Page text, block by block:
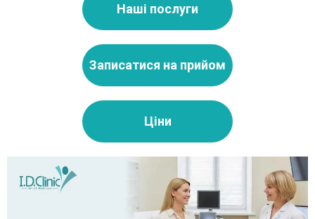
Наші послуги
Записатися на прийом
Ціни